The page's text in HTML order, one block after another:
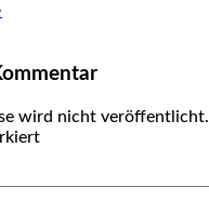
wird nicht veröffentlicht.